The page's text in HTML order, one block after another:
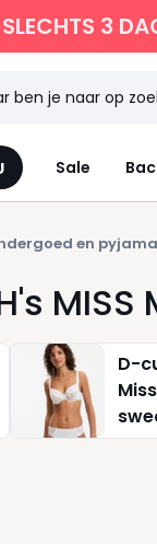
3
Sale
en
MISS
D-